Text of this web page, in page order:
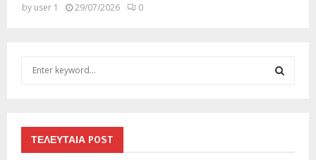
by user 1 29/07/2026 0
f
ΤΕΛΕΥΤΑΙΑ POST